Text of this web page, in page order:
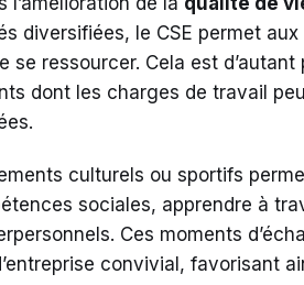
diversifiées, le CSE permet
se ressourcer. Cela est
dont les charges de travail
culturels ou sportifs
sociales, apprendre à
Ces moments
convivial, favorisant